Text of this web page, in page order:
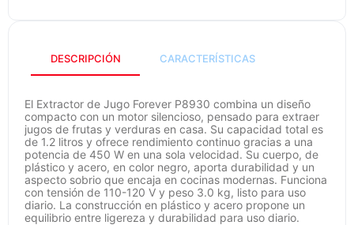
DESCRIPCIÓN CARACTERÍSTICAS
El Extractor de Jugo Forever P8930 combina un diseño
compacto con un motor silencioso, pensado para extraer
jugos de frutas y verduras en casa. Su capacidad total es
de 1.2 litros y ofrece rendimiento continuo gracias a una
potencia de 450 W en una sola velocidad. Su cuerpo, de
plástico y acero, en color negro, aporta durabilidad y un
aspecto sobrio que encaja en cocinas modernas. Funciona
con tensión de 110-120 V y peso 3.0 kg, listo para uso
diario. La construcción en plástico y acero propone un
equilibrio entre ligereza y durabilidad para uso diario.